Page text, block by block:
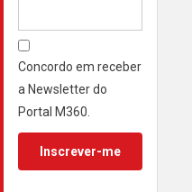
Concordo em receber
a Newsletter do
Portal M360.
Inscrever-me